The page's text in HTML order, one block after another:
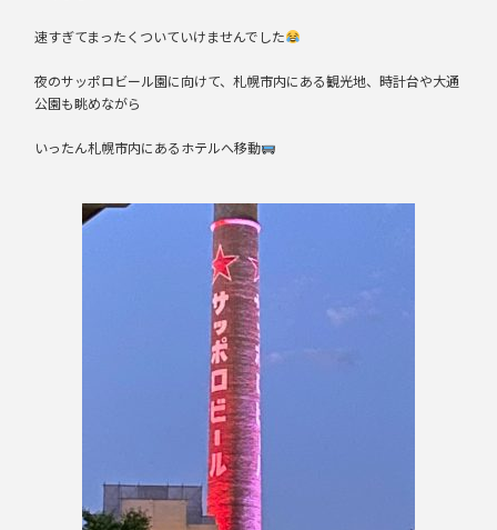
速すぎてまったくついていけませんでした
夜のサッポロビール園に向けて、札幌市内にある観光地、時計台や大通
公園も眺めながら
いったん札幌市内にあるホテルへ移動